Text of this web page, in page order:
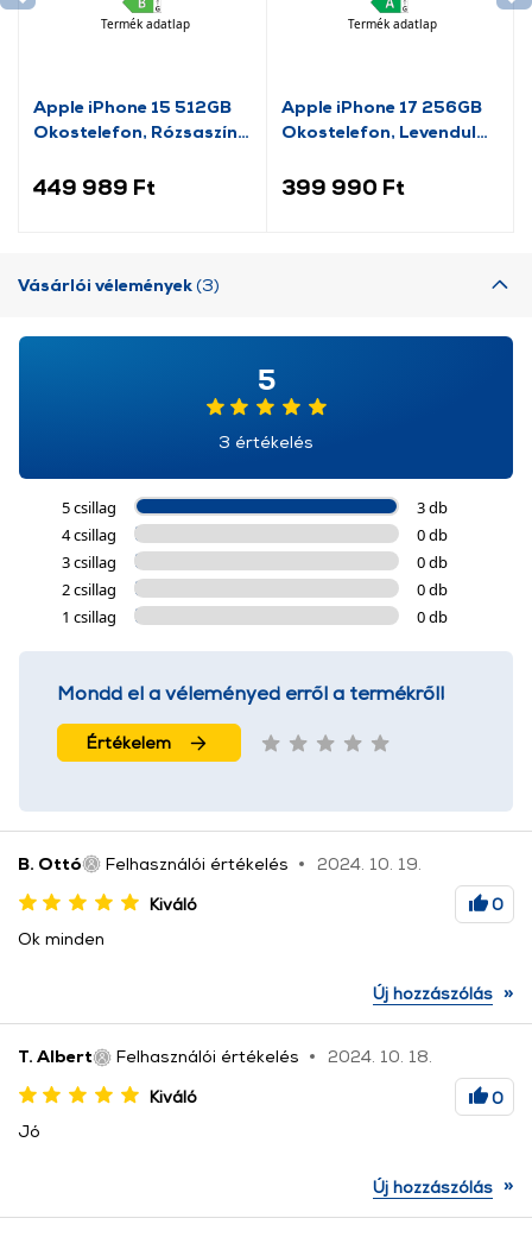
Termék adatlap
Apple iPhone 15 512GB
Okostelefon, Rózsaszín
449 989 Ft
Termék adatlap
Apple iPhone 17 256GB
Okostelefon, Levendula
399 990 Ft
Vásárlói vélemények(3)
5
3 értékelés
5 csillag
3 db
4 csillag
0 db
3 csillag
0 db
2 csillag
0 db
1 csillag
0 db
Mondd el a véleményed erről a termékről!
Értékelem
B. Ottó Felhasználói értékelés
2024. 10. 19.
Kiváló
0
Ok minden
Új hozzászólás »
T. Albert Felhasználói értékelés
2024. 10. 18.
Kiváló
0
Jó
Új hozzászólás »